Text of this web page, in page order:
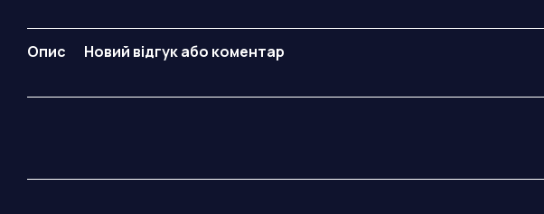
Опис Новий відгук або коментар